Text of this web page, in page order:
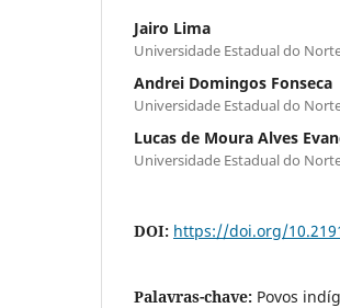
Jairo Lima
Universidade Estadual do
Andrei Domingos Fonseca
Universidade Estadual do
Lucas de Moura Alves
Universidade Estadual do
DOI: https://doi.org/
Palavras-chave: Povos